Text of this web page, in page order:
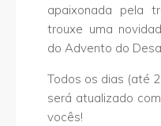
apaixonada pela
trouxe uma
do Advento do
Todos os dias (até
será atualizado
vocês!